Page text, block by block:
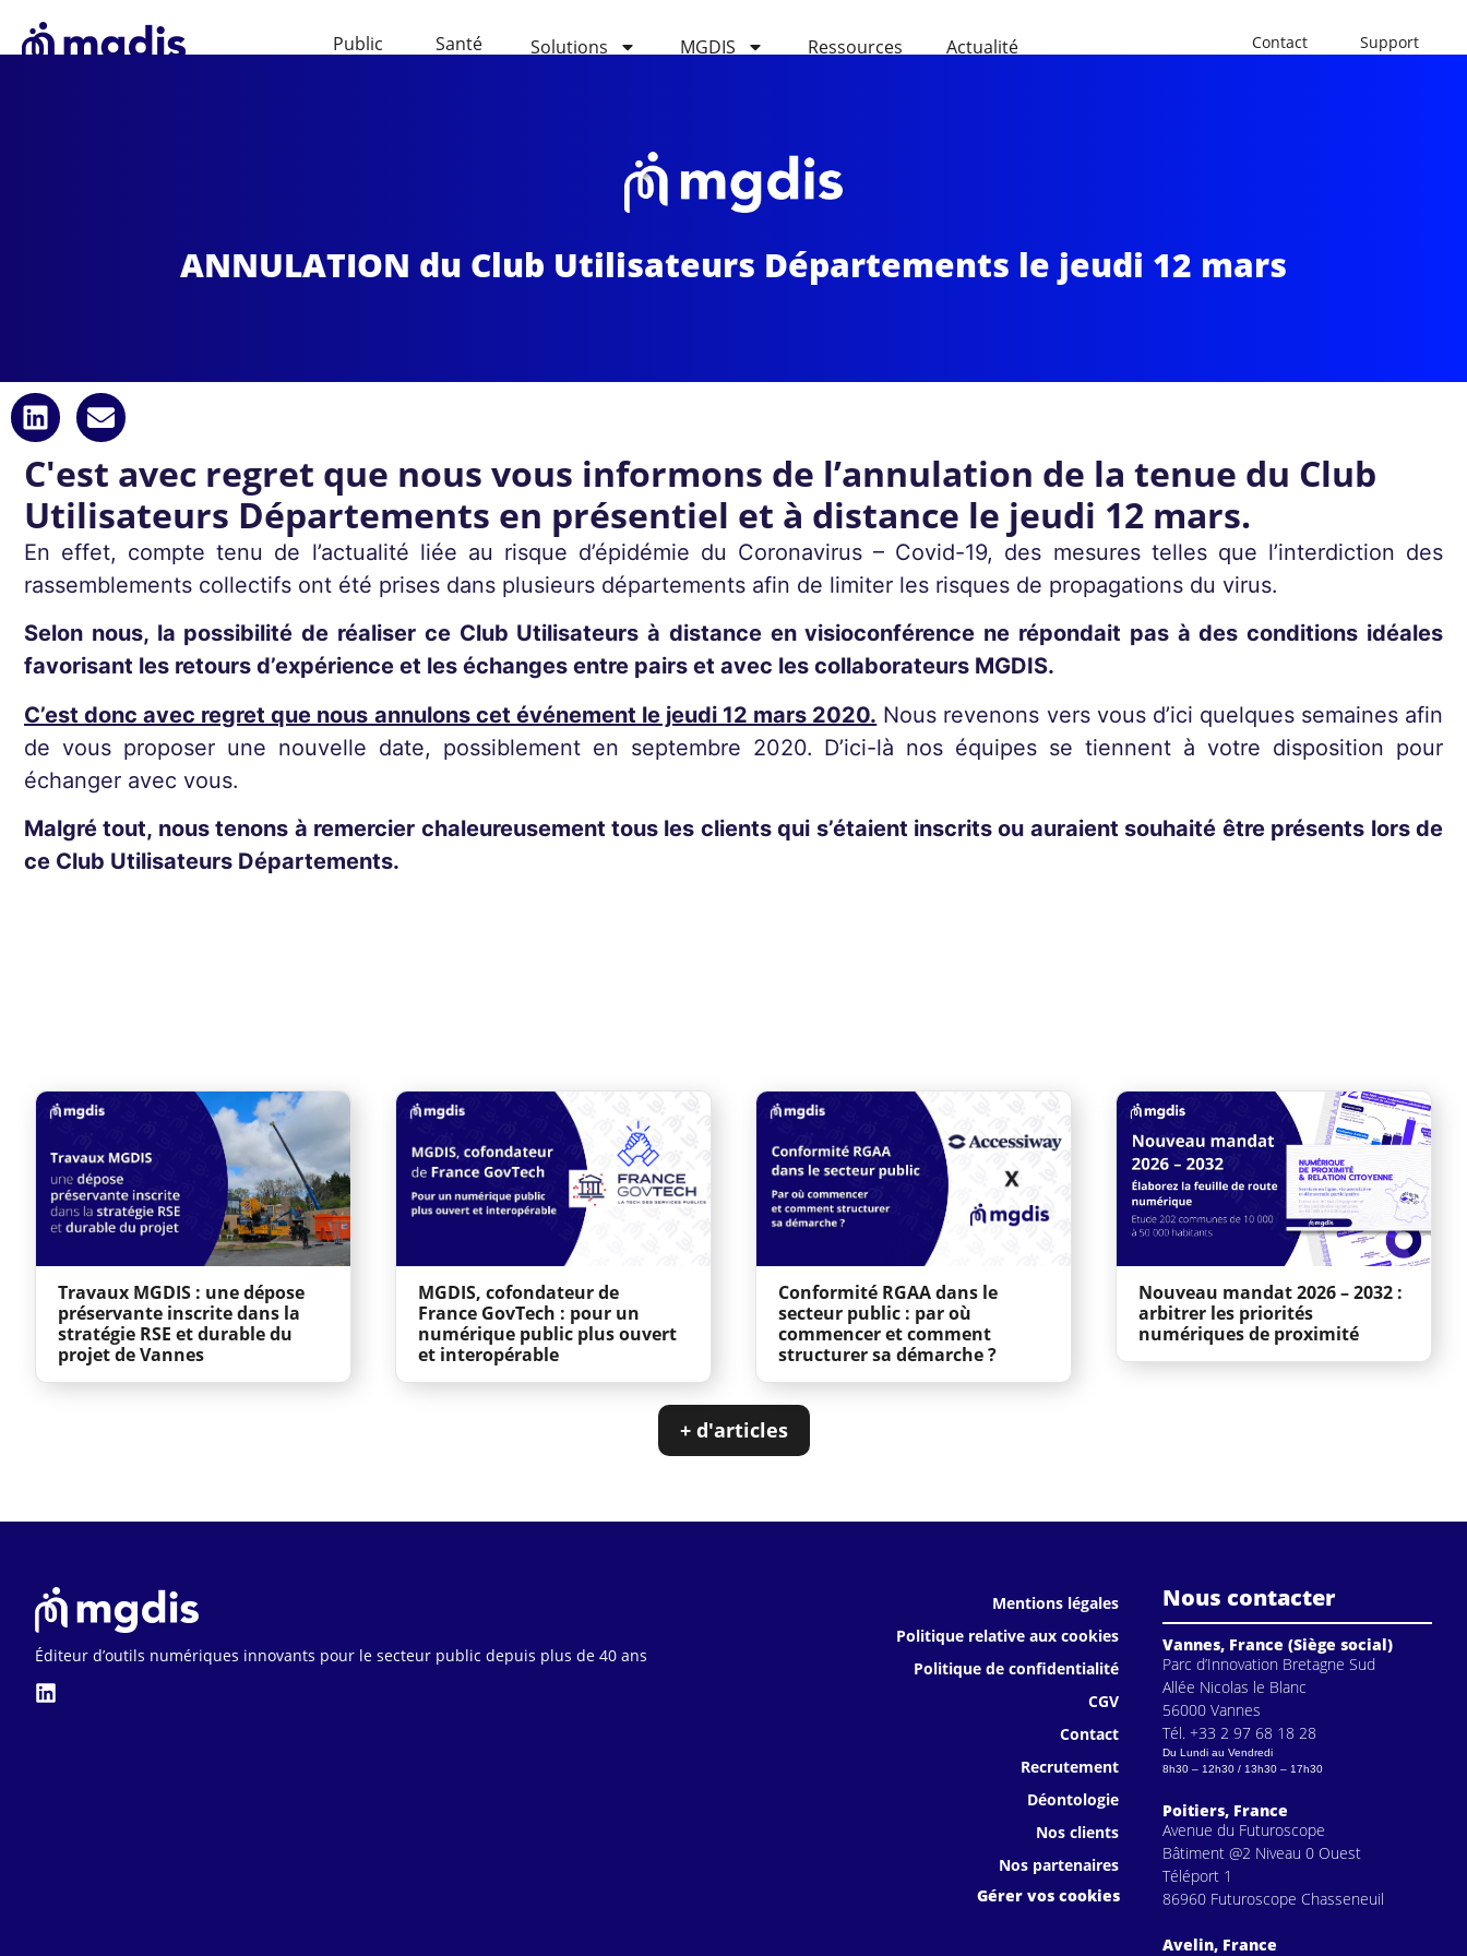
Public Santé Solutions MGDIS Ressources Actualité Contact Support
ANNULATION du Club Utilisateurs Départements le jeudi 12 mars
C'est avec regret que nous vous informons de l’annulation de la tenue du Club
Utilisateurs Départements en présentiel et à distance le jeudi 12 mars.
En effet, compte tenu de l’actualité liée au risque d’épidémie du Coronavirus – Covid-19, des mesures telles que l’interdiction des
rassemblements collectifs ont été prises dans plusieurs départements afin de limiter les risques de propagations du virus.
Selon nous, la possibilité de réaliser ce Club Utilisateurs à distance en visioconférence ne répondait pas à des conditions idéales
favorisant les retours d’expérience et les échanges entre pairs et avec les collaborateurs MGDIS.
C’est donc avec regret que nous annulons cet événement le jeudi 12 mars 2020. Nous revenons vers vous d’ici quelques semaines afin
de vous proposer une nouvelle date, possiblement en septembre 2020. D’ici-là nos équipes se tiennent à votre disposition pour
échanger avec vous.
Malgré tout, nous tenons à remercier chaleureusement tous les clients qui s’étaient inscrits ou auraient souhaité être présents lors de
ce Club Utilisateurs Départements.
Travaux MGDIS : une dépose
préservante inscrite dans la
stratégie RSE et durable du
projet de Vannes
MGDIS, cofondateur de
France GovTech : pour un
numérique public plus ouvert
et interopérable
Conformité RGAA dans le
secteur public : par où
commencer et comment
structurer sa démarche ?
Nouveau mandat 2026 – 2032 :
arbitrer les priorités
numériques de proximité
+ d'articles
Éditeur d’outils numériques innovants pour le secteur public depuis plus de 40 ans
Mentions légales
Politique relative aux cookies
Politique de confidentialité
CGV
Contact
Recrutement
Déontologie
Nos clients
Nos partenaires
Gérer vos cookies
Nous contacter
Vannes, France (Siège social)
Parc d’Innovation Bretagne Sud
Allée Nicolas le Blanc
56000 Vannes
Tél. +33 2 97 68 18 28
Du Lundi au Vendredi
8h30 – 12h30 / 13h30 – 17h30
Poitiers, France
Avenue du Futuroscope
Bâtiment @2 Niveau 0 Ouest
Téléport 1
86960 Futuroscope Chasseneuil
Avelin, France